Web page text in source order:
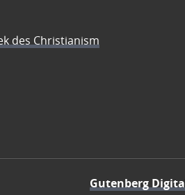
des Christianism
Gutenberg